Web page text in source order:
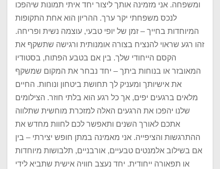
ומשפחה. אני מזמינה אותך ליצור יחד איתי תמונות שיהפכו
לנכס משפחתי יקר ערך. ההריון הוא אחת התקופות
המיוחדות בחייך – זמן של יופי טבעי, עוצמה נשית ופריחה.
זהו רגע שראוי להנציח בצורה אומנותית ורגישה שתשקף את
הקסם הייחודי שלך. בין אם בטבע הפתוח, בסטודיו
המאובזר או בנוחות ביתך – יחד נבחר את המקום שמשקף
את אישיותך ומעניק לך תחושת ביטחון ונוחות. החיים
מלאים ברגעים יפים, אך כל רגע הוא בלתי חוזר. הצילומים
שלנו יהפכו את הרגעים האלה למזכרת מוחשית שתלווה
אתכם לאורך השנים ותאפשר לכם לחוות מחדש את
ההתרגשות והציפייה. אני מאמינה במתן חופש יצירתי – בין
אם בשילוב אלמנטים טבעיים, אורבניים, תלבושות מיוחדות
או תפאורה ייחודית. יחד נעצב חוויה אישית שתביא לידי